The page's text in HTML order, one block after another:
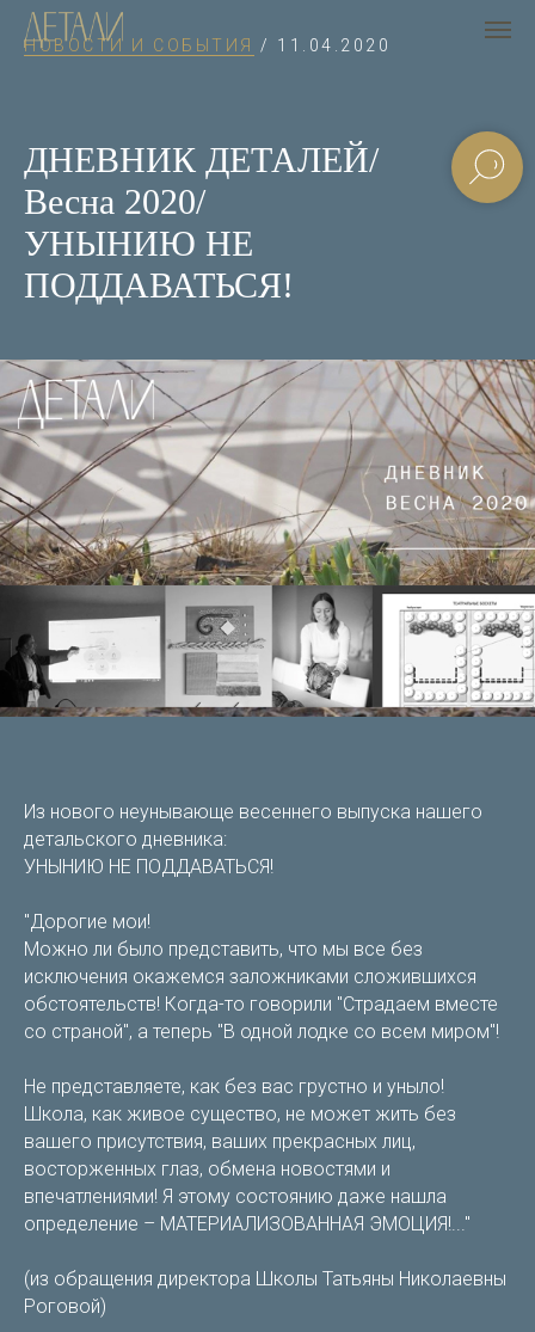
НОВОСТИ И СОБЫТИЯ / 11.04.2020
ДНЕВНИК ДЕТАЛЕЙ/
Весна 2020/
УНЫНИЮ НЕ
ПОДДАВАТЬСЯ!
Из нового неунывающе весеннего выпуска нашего
детальского дневника:
УНЫНИЮ НЕ ПОДДАВАТЬСЯ!
"Дорогие мои!
Можно ли было представить, что мы все без
исключения окажемся заложниками сложившихся
обстоятельств! Когда-то говорили "Страдаем вместе
со страной", а теперь "В одной лодке со всем миром"!
Не представляете, как без вас грустно и уныло!
Школа, как живое существо, не может жить без
вашего присутствия, ваших прекрасных лиц,
восторженных глаз, обмена новостями и
впечатлениями! Я этому состоянию даже нашла
определение – МАТЕРИАЛИЗОВАННАЯ ЭМОЦИЯ!..."
(из обращения директора Школы Татьяны Николаевны
Роговой)